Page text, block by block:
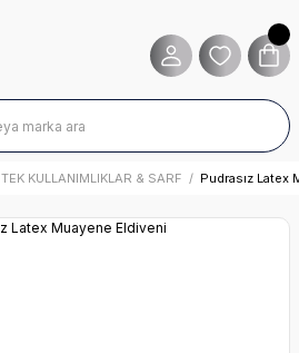
TEK KULLANIMLIKLAR & SARF Pudrasız Latex